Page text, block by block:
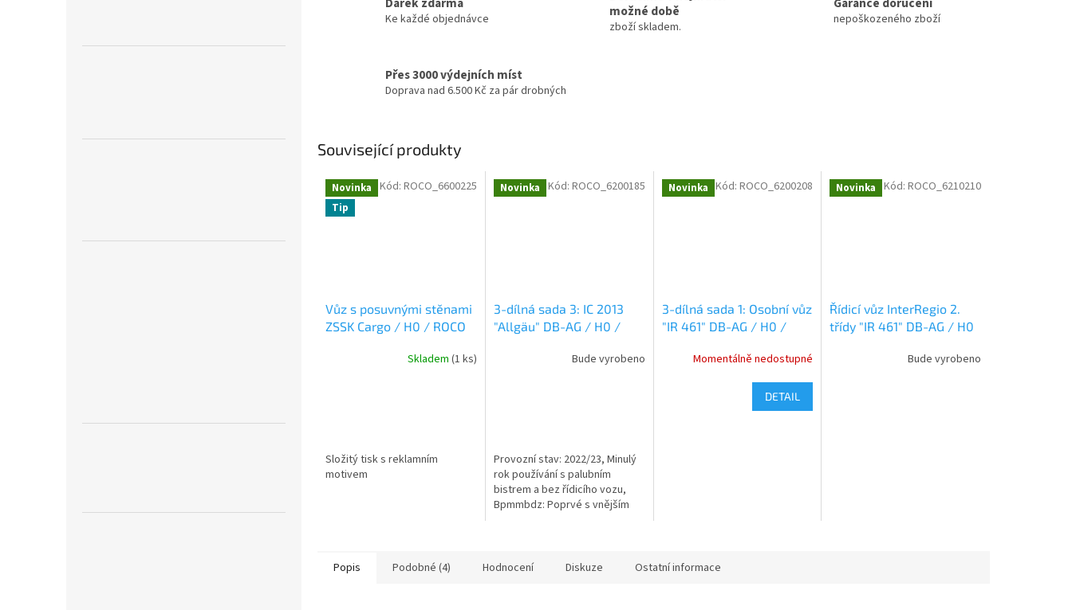
Ke každé objednávce
možné době
zboží skladem.
nepoškozeného zboží
Přes 3000 výdejních míst
Doprava nad 6.500 Kč za pár drobných
Související produkty
Novinka
Tip
Vůz s posuvnými stěnami
ZSSK Cargo / H0 / ROCO
Skladem (1 ks)
Složitý tisk s reklamním
motivem
Kód: ROCO_6600225 Novinka
3-dílná sada 3: IC 2013
"Allgäu" DB-AG / H0 /
Bude vyrobeno
Provozní stav: 2022/23, Minulý
rok používání s palubním
bistrem a bez řídicího vozu,
Bpmmbdz: Poprvé s vnějším
Kód: ROCO_6200185 Novinka
3-dílná sada 1: Osobní vůz
"IR 461" DB-AG / H0 /
Momentálně nedostupné
DETAIL
Kód:ROCO_6200208 Novinka
Řídicí vůz InterRegio 2.
třídy "IR 461" DB-AG / H0
Bude vyrobeno
Kód: ROCO_6210210
Popis Podobné (4) Hodnocení Diskuze Ostatní informace